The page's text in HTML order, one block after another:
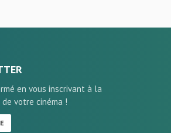
en vous inscrivant à la
votre cinéma !